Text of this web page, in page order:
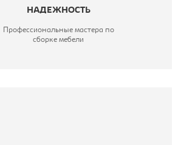
НАДЕЖНОСТЬ
Профессиональные мастера по
сборке мебели